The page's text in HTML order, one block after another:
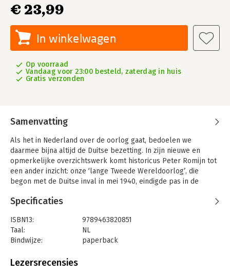
€ 23,99
In winkelwagen
Op voorraad
Vandaag voor 23:00 besteld, zaterdag in huis
Gratis verzonden
Samenvatting
Als het in Nederland over de oorlog gaat, bedoelen we
daarmee bijna altijd de Duitse bezetting. In zijn nieuwe en
opmerkelijke overzichtswerk komt historicus Peter Romijn tot
een ander inzicht: onze ‘lange Tweede Wereldoorlog’, die
begon met de Duitse inval in mei 1940, eindigde pas in de
Indonesië.
Van de kampen tot de kampongs: zowel de Nederlanders als
de bevolking van de Indische Archipel hebben het hele
decennium van de jaren veertig bezetting en repressie,
onlosmakelijk met elkaar verbonden. Ze waren afwisselend
Specificaties
ISBN13:
9789463820851
Taal:
NL
Bindwijze:
paperback
Uitgever:
Lezersrecensies